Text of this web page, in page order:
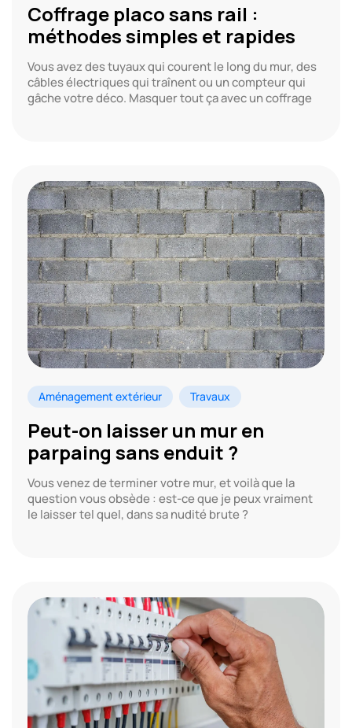
Coffrage placo sans rail :
méthodes simples et rapides
Vous avez des tuyaux qui courent le long du mur, des
câbles électriques qui traînent ou un compteur qui
gâche votre déco. Masquer tout ça avec un coffrage
Aménagement extérieur Travaux
Peut-on laisser un mur en
parpaing sans enduit ?
Vous venez de terminer votre mur, et voilà que la
question vous obsède : est-ce que je peux vraiment
le laisser tel quel, dans sa nudité brute ?